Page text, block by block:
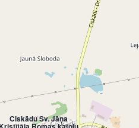
Ciskādu Sv. Jāņa